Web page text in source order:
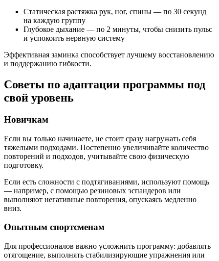
Статическая растяжка рук, ног, спины — по 30 секунд
на каждую группу
Глубокое дыхание — по 2 минуты, чтобы снизить пульс
и успокоить нервную систему
Эффективная заминка способствует лучшему восстановлению
и поддержанию гибкости.
Советы по адаптации программы под
свой уровень
Новичкам
Если вы только начинаете, не стоит сразу нагружать себя
тяжелыми подходами. Постепенно увеличивайте количество
повторений и подходов, учитывайте свою физическую
подготовку.
Если есть сложности с подтягиваниями, используют помощь
— например, с помощью резиновых эспандеров или
выполняют негативные повторения, опускаясь медленно
вниз.
Опытным спортсменам
Для профессионалов важно усложнить программу: добавлять
отягощение, выполнять стабилизирующие упражнения или